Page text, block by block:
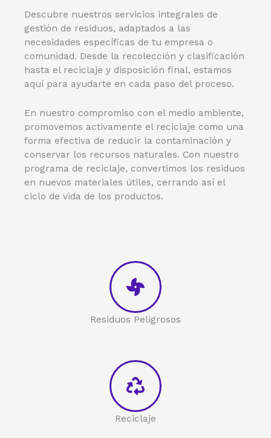
Descubre nuestros servicios integrales de
gestión de residuos, adaptados a las
necesidades específicas de tu empresa o
comunidad. Desde la recolección y clasificación
hasta el reciclaje y disposición final, estamos
aquí para ayudarte en cada paso del proceso.
En nuestro compromiso con el medio ambiente,
promovemos activamente el reciclaje como una
forma efectiva de reducir la contaminación y
conservar los recursos naturales. Con nuestro
programa de reciclaje, convertimos los residuos
en nuevos materiales útiles, cerrando así el
ciclo de vida de los productos.
Residuos Peligrosos
Reciclaje